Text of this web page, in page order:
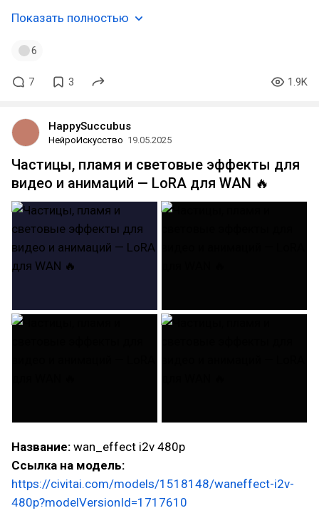
Показать полностью
6
7 3 1.9K
HappySuccubus
НейроИскусство 19.05.2025
Частицы, пламя и световые эффекты для
видео и анимаций — LoRA для WAN 🔥
Название: wan_effect i2v 480p
Ссылка на модель:
https://civitai.com/models/1518148/waneffect-i2v-
480p?modelVersionId=1717610